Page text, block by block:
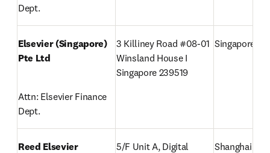
Dept.
Elsevier (Singapore)
Pte Ltd
Attn: Elsevier Finance
Dept.
3 Killiney Road #08-01
Winsland House I
Singapore 239519
Singapore
Reed Elsevier
5/F Unit A, Digital
Shanghai